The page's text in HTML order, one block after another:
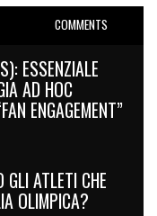
COMMENTS
ESSENZIALE
AD HOC
ENGAGEMENT”
GLI ATLETI CHE
OLIMPICA?